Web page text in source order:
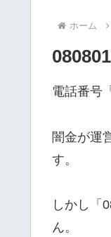
ホーム
電話番号
闇金が運
す。
しかし「
ん。